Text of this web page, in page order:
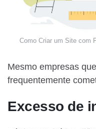
Como Criar um Site com
Mesmo empresas
frequentemente
Excesso de